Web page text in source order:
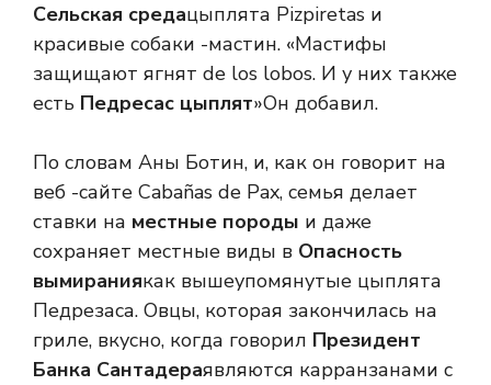
Сельская средацыплята Pizpiretas и
красивые собаки -мастин. «Мастифы
защищают ягнят de los lobos. И у них также
есть Педресас цыплят»Он добавил.
По словам Аны Ботин, и, как он говорит на
веб -сайте Cabañas de Pax, семья делает
ставки на местные породы и даже
сохраняет местные виды в Опасность
вымираниякак вышеупомянутые цыплята
Педрезаса. Овцы, которая закончилась на
гриле, вкусно, когда говорил Президент
Банка Сантадераявляются карранзанами с